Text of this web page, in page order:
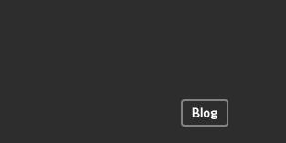
Blog